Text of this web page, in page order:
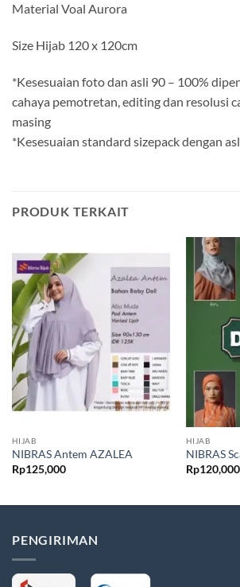
Material Voal Aurora
Size Hijab 120 x 120cm
*Kesesuaian foto dan asli 90 – 100%
cahaya pemotretan, editing dan resolusi
masing
*Kesesuaian standard sizepack dengan
PRODUK TERKAIT
HIJAB
NIBRAS Antem AZALEA
Rp125,000
HIJAB
NIBRAS
Rp120,000
PENGIRIMAN